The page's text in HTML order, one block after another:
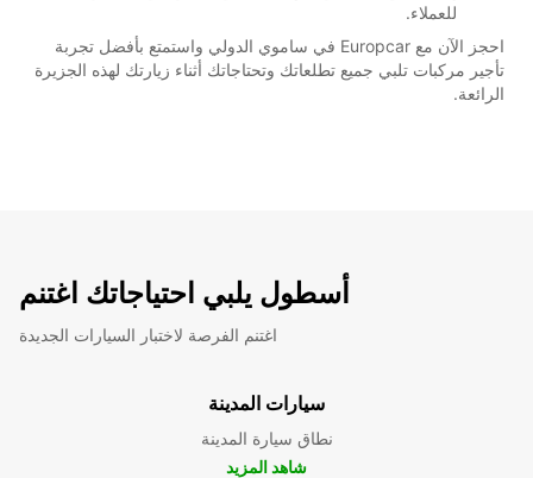
للعملاء.
احجز الآن مع Europcar في ساموي الدولي واستمتع بأفضل تجربة
تأجير مركبات تلبي جميع تطلعاتك وتحتاجاتك أثناء زيارتك لهذه الجزيرة
الرائعة.
أسطول يلبي احتياجاتك اغتنم
اغتنم الفرصة لاختبار السيارات الجديدة
سيارات المدينة
نطاق سيارة المدينة
شاهد المزيد